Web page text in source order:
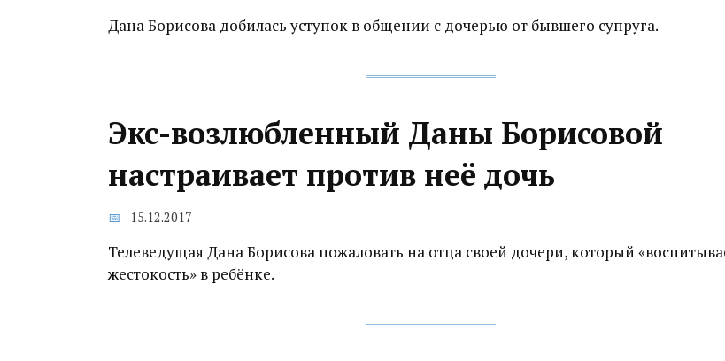
Дана Борисова добилась уступок в общении с дочерью от бывшего супруга.
Экс-возлюбленный Даны Борисовой
настраивает против неё дочь
15.12.2017
Телеведущая Дана Борисова пожаловать на отца своей дочери, который
жестокость» в ребёнке.